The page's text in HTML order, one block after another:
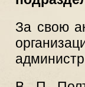
За свою